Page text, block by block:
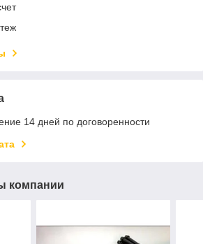
14 дней по договоренности
компании